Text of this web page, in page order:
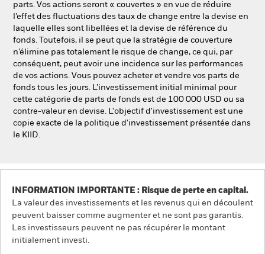
parts. Vos actions seront « couvertes » en vue de réduire
l’effet des fluctuations des taux de change entre la devise en
laquelle elles sont libellées et la devise de référence du
fonds. Toutefois, il se peut que la stratégie de couverture
n’élimine pas totalement le risque de change, ce qui, par
conséquent, peut avoir une incidence sur les performances
de vos actions. Vous pouvez acheter et vendre vos parts de
fonds tous les jours. L’investissement initial minimal pour
cette catégorie de parts de fonds est de 100 000 USD ou sa
contre-valeur en devise. L'objectif d'investissement est une
copie exacte de la politique d'investissement présentée dans
le KIID.
INFORMATION IMPORTANTE : Risque de perte en capital.
La valeur des investissements et les revenus qui en découlent
peuvent baisser comme augmenter et ne sont pas garantis.
Les investisseurs peuvent ne pas récupérer le montant
initialement investi.